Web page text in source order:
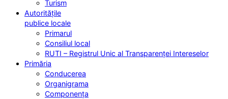
Turism
Autoritățile
publice locale
Primarul
Consiliul local
RUTI – Registrul Unic al Transparenței Intereselor
Primăria
Conducerea
Organigrama
Componența